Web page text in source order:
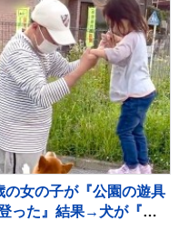
の女の子が『公園の遊具
った』結果→犬が『高